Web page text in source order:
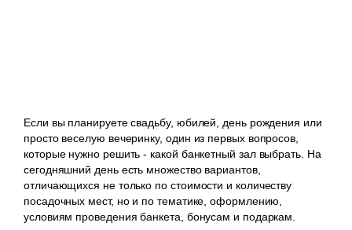
Если вы планируете свадьбу, юбилей, день рождения или
просто веселую вечеринку, один из первых вопросов,
которые нужно решить - какой банкетный зал выбрать. На
сегодняшний день есть множество вариантов,
отличающихся не только по стоимости и количеству
посадочных мест, но и по тематике, оформлению,
условиям проведения банкета, бонусам и подаркам.